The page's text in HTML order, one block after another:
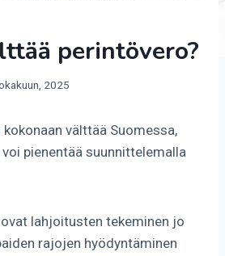
perintövero?
2025
välttää Suomessa,
pienentää suunnittelemalla
lahjoitusten tekeminen jo
rajojen hyödyntäminen